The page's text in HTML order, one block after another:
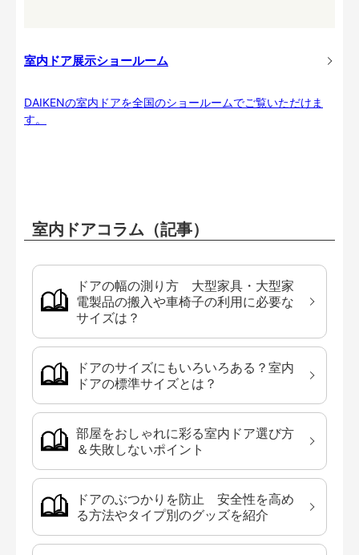
室内ドア展示ショールーム
DAIKENの室内ドアを全国のショールームでご覧いただけま
す。
室内ドアコラム（記事）
ドアの幅の測り方 大型家具・大型家
電製品の搬入や車椅子の利用に必要な
サイズは？
ドアのサイズにもいろいろある？室内
ドアの標準サイズとは？
部屋をおしゃれに彩る室内ドア選び方
＆失敗しないポイント
ドアのぶつかりを防止 安全性を高め
る方法やタイプ別のグッズを紹介